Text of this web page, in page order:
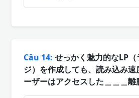
Câu 14: せっかく魅力的なLP
ジ）を作成しても、読み込み
ーザーはアクセスした＿＿＿離